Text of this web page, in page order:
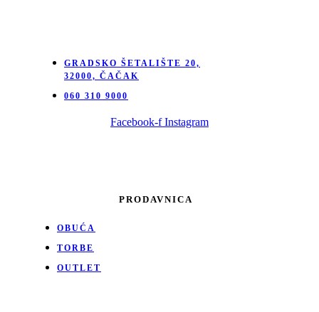
GRADSKO ŠETALIŠTE 20,
32000, ČAČAK
060 310 9000
Facebook-f Instagram
PRODAVNICA
OBUĆA
TORBE
OUTLET